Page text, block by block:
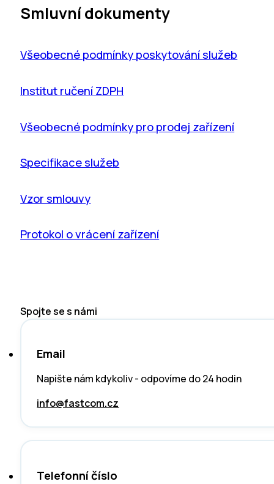
Smluvní dokumenty
Všeobecné podmínky poskytování služeb
Institut ručení ZDPH
Všeobecné podmínky pro prodej zařízení
Specifikace služeb
Vzor smlouvy
Protokol o vrácení zařízení
Spojte se s námi
Email
Napište nám kdykoliv - odpovíme do 24 hodin
info@fastcom.cz
Telefonní číslo